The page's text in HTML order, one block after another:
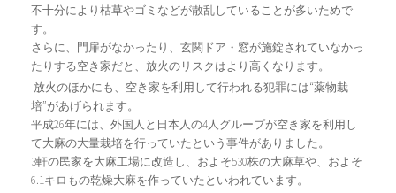
不十分により枯草やゴミなどが散乱していることが多いためで
す。
さらに、門扉がなかったり、玄関ドア・窓が施錠されていなかっ
たりする空き家だと、放火のリスクはより高くなります。
放火のほかにも、空き家を利用して行われる犯罪には“薬物栽
培”があげられます。
平成26年には、外国人と日本人の4人グループが空き家を利用し
て大麻の大量栽培を行っていたという事件がありました。
3軒の民家を大麻工場に改造し、およそ530株の大麻草や、およそ
6.1キロもの乾燥大麻を作っていたといわれています。